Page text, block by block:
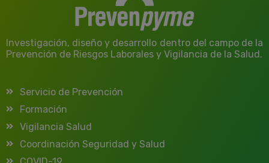
Investigación, diseño y desarrollo dentro del campo de la
Prevención de Riesgos Laborales y Vigilancia de la Salud.
Servicio de Prevención
Formación
Vigilancia Salud
Coordinación Seguridad y Salud